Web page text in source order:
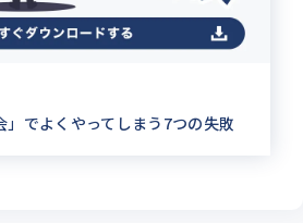
」でよくやってしまう7つの失敗